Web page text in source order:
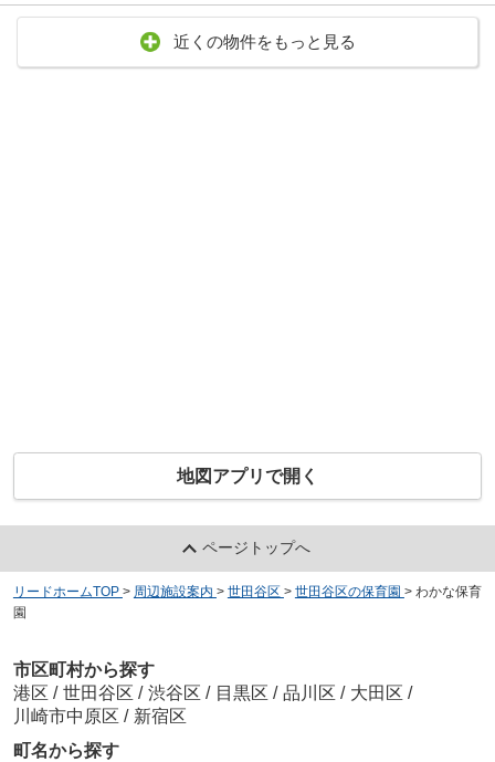
近くの物件をもっと見る
地図アプリで開く
ページトップへ
リードホームTOP > 周辺施設案内 > 世田谷区 > 世田谷区の保育園 > わかな保育
園
市区町村から探す
港区 / 世田谷区 / 渋谷区 / 目黒区 / 品川区 / 大田区 /
川崎市中原区 / 新宿区
町名から探す